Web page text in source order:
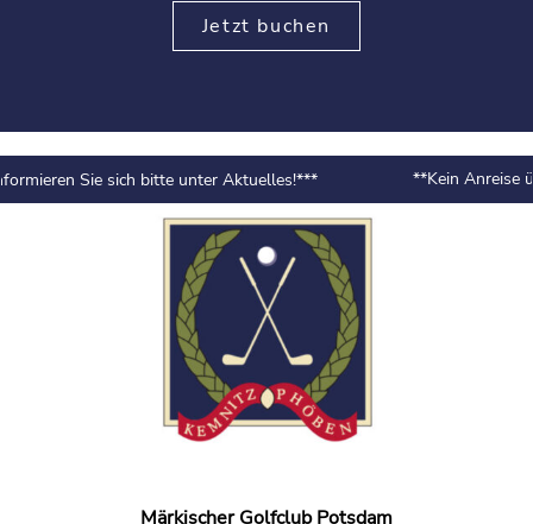
Jetzt buchen
Sie sich bitte unter Aktuelles!*** **Kein Anreise
Märkischer Golfclub Potsdam